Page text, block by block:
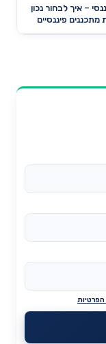
– איך לבחור נכון
מתכננים פיננסיים
הפרטיות